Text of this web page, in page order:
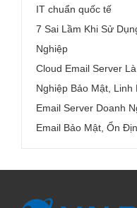
IT chuẩn quốc tế
7 Sai Lầm Khi Sử
Nghiệp
Cloud Email Server
Nghiệp Bảo Mật, Linh
Email Server Doanh
Email Bảo Mật, Ổn